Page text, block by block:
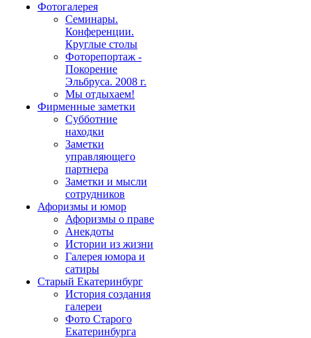
Фотогалерея
Семинары.
Конференции.
Круглые столы
Фоторепортаж -
Покорение
Эльбруса. 2008 г.
Мы отдыхаем!
Фирменные заметки
Субботние
находки
Заметки
управляющего
партнера
Заметки и мысли
сотрудников
Афоризмы и юмор
Афоризмы о праве
Анекдоты
Истории из жизни
Галерея юмора и
сатиры
Старый Екатеринбург
История создания
галереи
Фото Старого
Екатеринбурга